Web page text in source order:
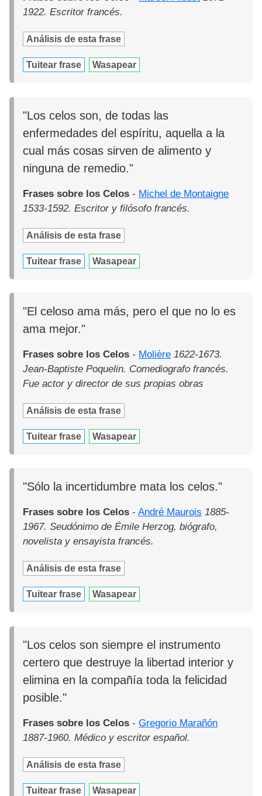
1922. Escritor francés.
Análisis de esta frase
Tuitear frase Wasapear
"Los celos son, de todas las
enfermedades del espíritu, aquella a la
cual más cosas sirven de alimento y
ninguna de remedio."
Frases sobre los Celos - Michel de Montaigne
1533-1592. Escritor y filósofo francés.
Análisis de esta frase
Tuitear frase Wasapear
"El celoso ama más, pero el que no lo es
ama mejor."
Frases sobre los Celos - Molière 1622-1673.
Jean-Baptiste Poquelin. Comediografo francés.
Fue actor y director de sus propias obras
Análisis de esta frase
Tuitear frase Wasapear
"Sólo la incertidumbre mata los celos."
Frases sobre los Celos -André Maurois 1885-
1967. Seudónimo de Émile Herzog, biógrafo,
novelista y ensayista francés.
Análisis de esta frase
Tuitear frase Wasapear
"Los celos son siempre el instrumento
certero que destruye la libertad interior y
elimina en la compañía toda la felicidad
posible."
Frases sobre los Celos -Gregorio Marañón
1887-1960. Médico y escritor español.
Análisis de esta frase
Tuitear frase Wasapear